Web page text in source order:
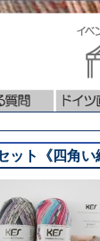
ット《四角